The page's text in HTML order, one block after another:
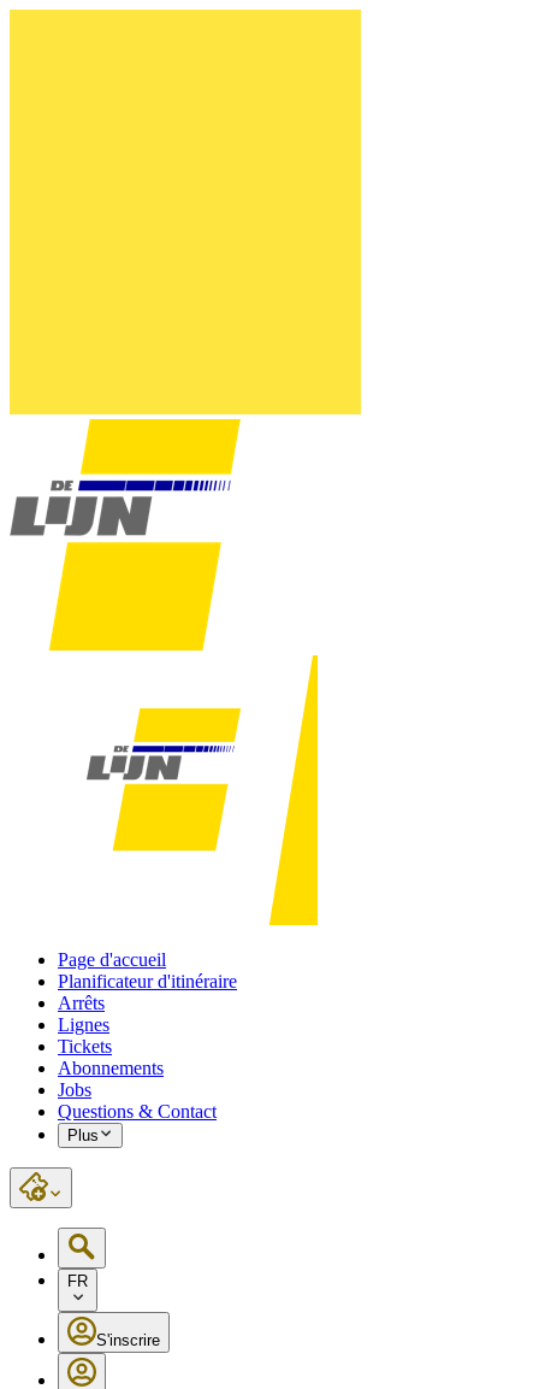
Page d'accueil
Planificateur d'itinéraire
Arrêts
Lignes
Tickets
Abonnements
Jobs
Questions & Contact
Plus
FR
S'inscrire